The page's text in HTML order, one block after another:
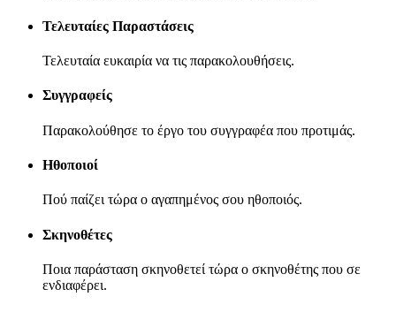
Τελευταίες Παραστάσεις
Τελευταία ευκαιρία να τις παρακολουθήσεις.
Συγγραφείς
Παρακολούθησε το έργο του συγγραφέα που προτιμάς.
Ηθοποιοί
Πού παίζει τώρα ο αγαπημένος σου ηθοποιός.
Σκηνοθέτες
Ποια παράσταση σκηνοθετεί τώρα ο σκηνοθέτης που σε
ενδιαφέρει.